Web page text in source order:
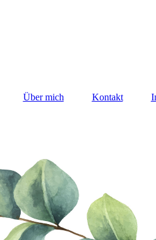
Über mich Kontakt